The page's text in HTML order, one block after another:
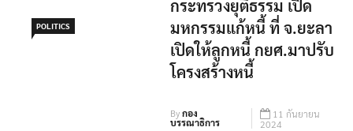
POLITICS
กระทรวงยุติธรรม เปิด
มหกรรมแก้หนี้ ที่ จ.ยะลา
เปิดให้ลูกหนี้ กยศ.มาปรับ
โครงสร้างหนี้
Byกอง
บรรณาธิการ
11 กันยายน
2024